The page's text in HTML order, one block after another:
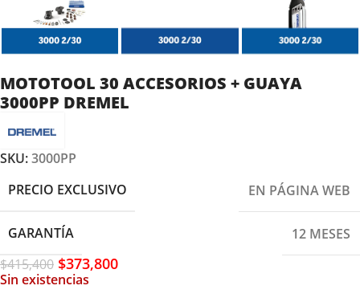
MOTOTOOL 30 ACCESORIOS + GUAYA
3000PP DREMEL
SKU:3000PP
PRECIO EXCLUSIVO
EN PÁGINA WEB
GARANTÍA
12 MESES
$415,400 $373,800
Sin existencias